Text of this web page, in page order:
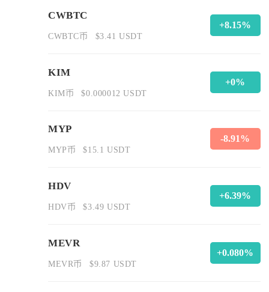
CWBTC
CWBTC币 $3.41 USDT
+8.15%
KIM
KIM币 $0.000012 USDT
+0%
MYP
MYP币 $15.1 USDT
-8.91%
HDV
HDV币 $3.49 USDT
+6.39%
MEVR
MEVR币 $9.87 USDT
+0.080%